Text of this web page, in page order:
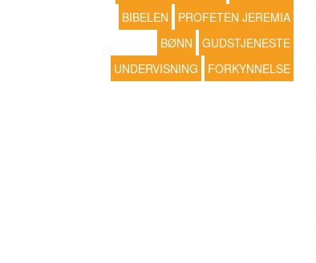
BIBELEN
PROFETEN JEREMIA
BØNN
GUDSTJENESTE
UNDERVISNING
FORKYNNELSE